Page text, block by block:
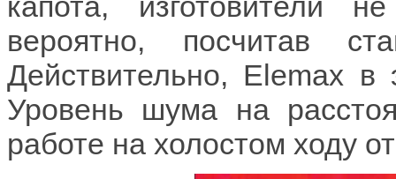
вероятно, посчитав
Действительно, Elemax
Уровень шума на
работе на холостом ходу